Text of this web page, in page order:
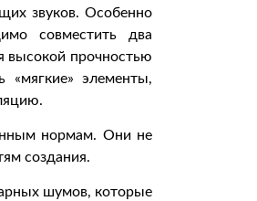
звуков. Особенно
совместить два
высокой прочностью
элементы,
нормам. Они не
создания.
шумов, которые